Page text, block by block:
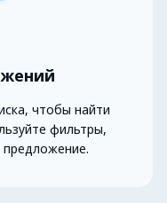
чтобы найти
фильтры,